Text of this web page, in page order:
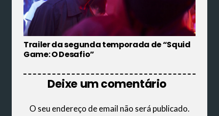
Trailer da segunda temporada de “Squid
Game: O Desafio”
Deixe um comentário
O seu endereço de email não será publicado.